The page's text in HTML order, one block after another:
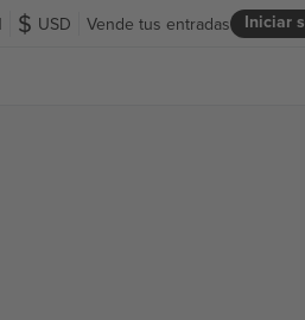
USD Iniciar
Vende tus entradas